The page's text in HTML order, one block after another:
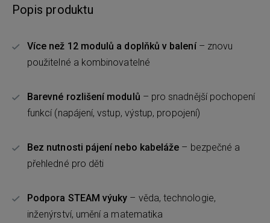
Popis produktu
Více než 12 modulů a doplňků v balení– znovu
použitelné a kombinovatelné
Barevné rozlišení modulů – pro snadnější pochopení
funkcí (napájení, vstup, výstup, propojení)
Bez nutnosti pájení nebo kabeláže – bezpečné a
přehledné pro děti
Podpora STEAM výuky – věda, technologie,
inženýrství, umění a matematika